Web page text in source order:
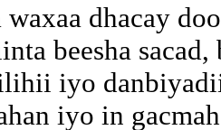
waxaa dhacay
beesha
iyo
iyo in